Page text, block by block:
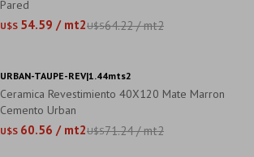
Pared
U$S 54.59 / mt2U$S64.22 / mt2
Ceramica Revestimiento 40X120 Mate Marron
Cemento Urban
U$S 60.56 / mt2U$S71.24 / mt2
URBAN-TAUPE-REV|1.44mts2